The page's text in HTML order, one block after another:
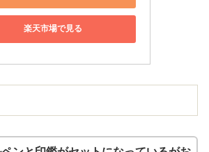
楽天市場で見る